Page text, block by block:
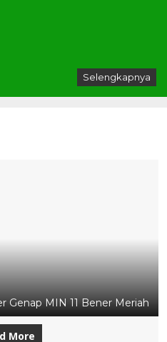
Selengkapnya
Genap MIN 11 Bener Meriah
More